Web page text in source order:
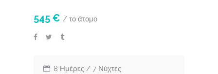
545 € / το άτομο
8 Ημέρες / 7 Νύχτες